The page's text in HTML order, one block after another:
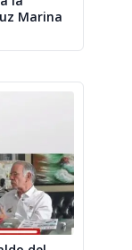
Marina